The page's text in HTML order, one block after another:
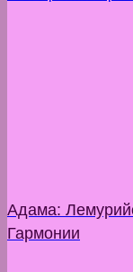
Адама:
Гармонии